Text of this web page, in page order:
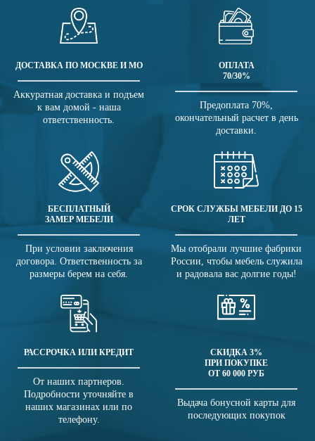
ДОСТАВКА ПО МОСКВЕ И МО
Аккуратная доставка и подъем
к вам домой - наша
ответственность.
ОПЛАТА
70/30%
Предоплата 70%,
окончательный расчет в день
доставки.
БЕСПЛАТНЫЙ
ЗАМЕР МЕБЕЛИ
При условии заключения
договора. Ответственность за
размеры берем на себя.
СРОК СЛУЖБЫ МЕБЕЛИ ДО 15
ЛЕТ
Мы отобрали лучшие фабрики
России, чтобы мебель служила
и радовала вас долгие годы!
РАССРОЧКА ИЛИ КРЕДИТ
От наших партнеров.
Подробности уточняйте в
наших магазинах или по
телефону.
СКИДКА 3%
ПРИ ПОКУПКЕ
ОТ 60 000 РУБ
Выдача бонусной карты для
последующих покупок